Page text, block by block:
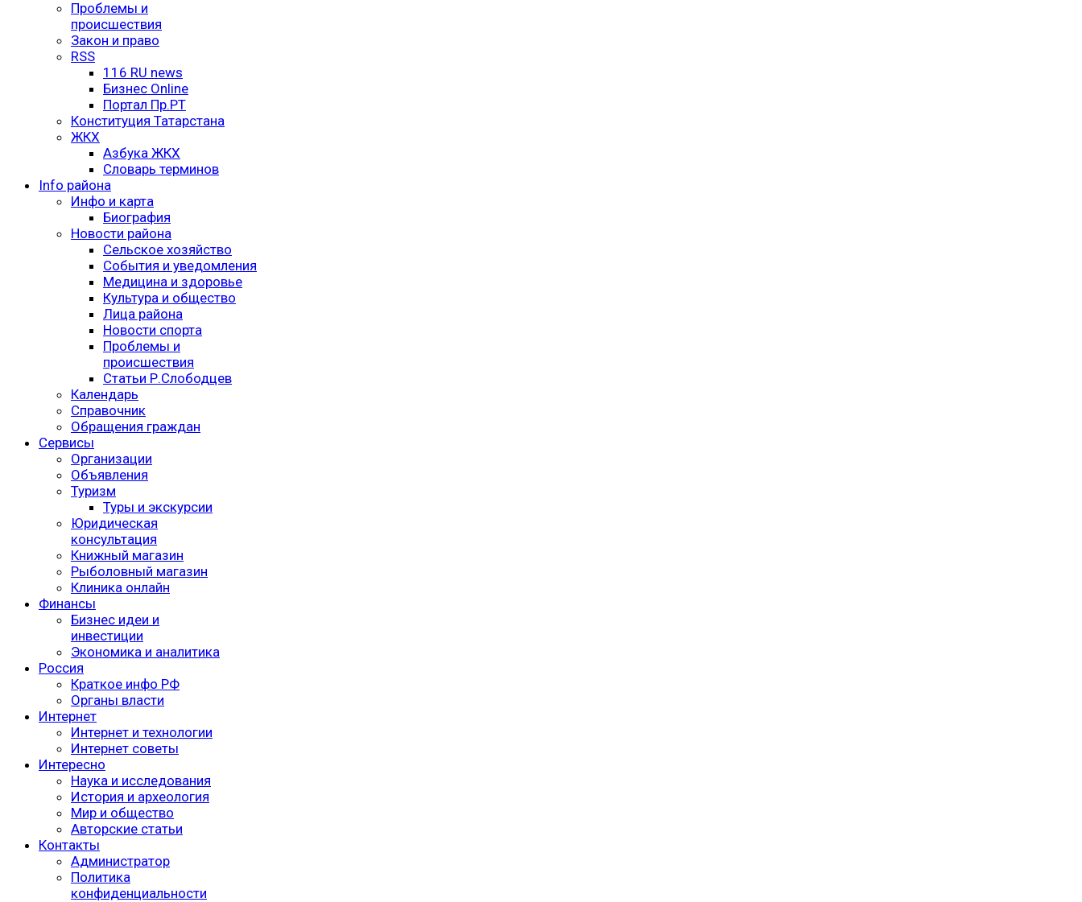
Проблемы и
происшествия
Закон и право
RSS
116 RU news
Бизнес Online
Портал Пр.РТ
Конституция Татарстана
ЖКХ
Азбука ЖКХ
Словарь терминов
Info района
Инфо и карта
Биография
Новости района
Сельское хозяйство
События и уведомления
Медицина и здоровье
Культура и общество
Лица района
Новости спорта
Проблемы и
происшествия
Статьи Р.Слободцев
Календарь
Справочник
Обращения граждан
Сервисы
Организации
Объявления
Туризм
Туры и экскурсии
Юридическая
консультация
Книжный магазин
Рыболовный магазин
Клиника онлайн
Финансы
Бизнес идеи и
инвестиции
Экономика и аналитика
Россия
Краткое инфо РФ
Органы власти
Интернет
Интернет и технологии
Интернет советы
Интересно
Наука и исследования
История и археология
Мир и общество
Авторские статьи
Контакты
Администратор
Политика
конфиденциальности